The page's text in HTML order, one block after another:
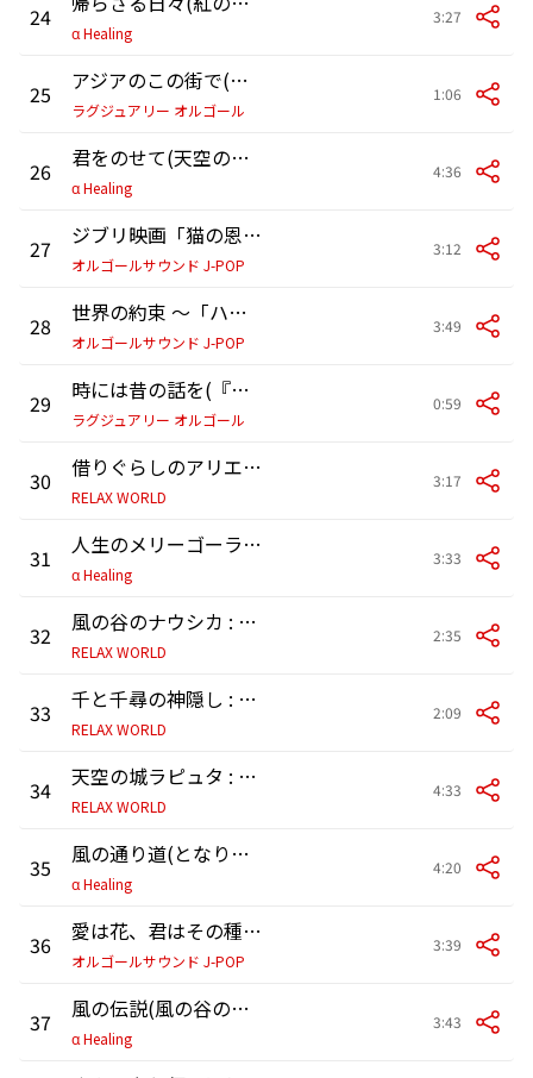
24
α Healing
3:27
25 アジアのこの街で(『平成狸合戦ぽんぽこ』より)(オルゴール)
ラグジュアリー オルゴール
1:06
26 君をのせて(天空の城ラピュタより)
α Healing
4:36
27 ジブリ映画「猫の恩返し」より～ 風になる (オルゴール)
オルゴールサウンド J-POP
3:12
28 世界の約束 ～「ハウルの動く城」より～ -リラックスオルゴ-ル-
オルゴールサウンド J-POP
3:49
29 時には昔の話を(『紅の豚』より)(オルゴール)
ラグジュアリー オルゴール
0:59
30 借りぐらしのアリエッティ : Arrietty’s song
RELAX WORLD
3:17
31 人生のメリーゴーランド(ハウルの動く城より)
α Healing
3:33
32 風の谷のナウシカ : 風の伝説
RELAX WORLD
2:35
33 千と千尋の神隠し : あの夏へ
RELAX WORLD
2:09
34 天空の城ラピュタ : 君をのせて
RELAX WORLD
4:33
35 風の通り道(となりのトトロより)
α Healing
4:20
36 愛は花、君はその種子 ～「おもひでぽろぽろ」より～ (アンティークオルゴール)
オルゴールサウンド J-POP
3:39
37 風の伝説(風の谷のナウシカより)
α Healing
3:43